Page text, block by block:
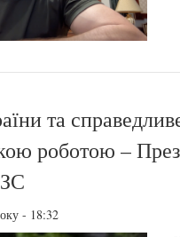
та
роботою –
- 18:32